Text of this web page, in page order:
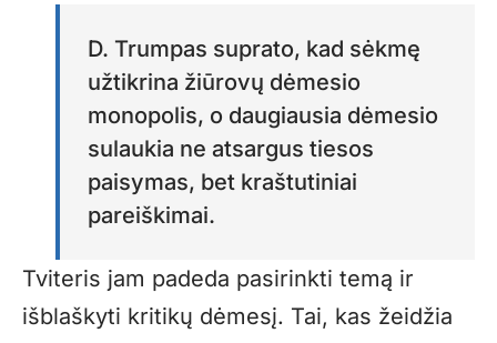
D. Trumpas suprato, kad sėkmę
užtikrina žiūrovų dėmesio
monopolis, o daugiausia dėmesio
sulaukia ne atsargus tiesos
paisymas, bet kraštutiniai
pareiškimai.
Tviteris jam padeda pasirinkti temą ir
išblaškyti kritikų dėmesį. Tai, kas žeidžia